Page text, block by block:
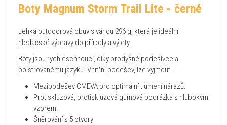
Boty Magnum Storm Trail Lite - černé
Lehká outdoorová obuv s váhou 296 g, která je ideální
hledačské výpravy do přírody a výlety.
Boty jsou rychleschnoucí, díky prodyšné podešívce a
polstrovanému jazyku. Vnitřní podešev, lze vyjmout.
Mezipodešev CMEVA pro optimální tlumení nárazů.
Protiskluzová, protiskluzová gumová podrážka s hlubokým
vzorem.
Šněrování s 5 otvory